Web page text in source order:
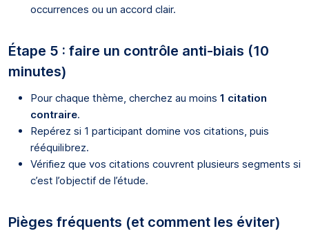
occurrences ou un accord clair.
Étape 5 : faire un contrôle anti-biais (10
minutes)
Pour chaque thème, cherchez au moins 1 citation
contraire.
Repérez si 1 participant domine vos citations, puis
rééquilibrez.
Vérifiez que vos citations couvrent plusieurs segments si
c’est l’objectif de l’étude.
Pièges fréquents (et comment les éviter)